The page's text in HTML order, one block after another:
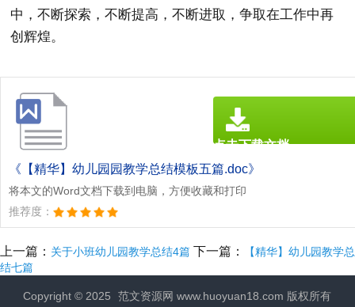
中，不断探索，不断提高，不断进取，争取在工作中再
创辉煌。
《【精华】幼儿园园教学总结模板五篇.doc》
将本文的Word文档下载到电脑，方便收藏和打印
推荐度：
点击下载文档
文档为doc格式
上一篇： 关于小班幼儿园教学总结4篇 下一篇：
【精华】幼儿园教学总
结七篇
Copyright © 2025 范文资源网 www.huoyuan18.com 版权所有